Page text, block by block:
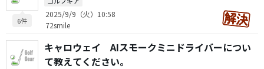
6件
2025/9/9（火）10:58
72smile
キャロウェイ AIスモークミニドライバーについ
て教えてください。